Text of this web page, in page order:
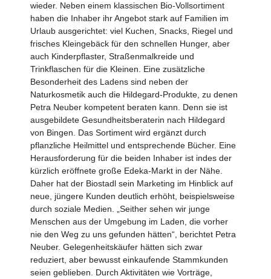
wieder. Neben einem klassischen Bio-Vollsortiment
haben die Inhaber ihr Angebot stark auf Familien im
Urlaub ausgerichtet: viel Kuchen, Snacks, Riegel und
frisches Kleingebäck für den schnellen Hunger, aber
auch Kinderpflaster, Straßenmalkreide und
Trinkflaschen für die Kleinen. Eine zusätzliche
Besonderheit des Ladens sind neben der
Naturkosmetik auch die Hildegard-Produkte, zu denen
Petra Neuber kompetent beraten kann. Denn sie ist
ausgebildete Gesundheits­beraterin nach Hildegard
von Bingen. Das Sortiment wird ergänzt durch
pflanzliche Heilmittel und entsprechende Bücher. Eine
Herausforderung für die beiden Inhaber ist indes der
kürzlich eröffnete große Edeka-Markt in der Nähe.
Daher hat der Biostadl sein Marketing im Hinblick auf
neue, jüngere Kunden deutlich erhöht, beispielsweise
durch soziale Medien. „Seither sehen wir junge
Menschen aus der Umgebung im Laden, die vorher
nie den Weg zu uns gefunden hätten“, berichtet Petra
Neuber. Gelegenheitskäufer hätten sich zwar
reduziert, aber bewusst einkaufende Stammkunden
seien geblieben. Durch Aktivitäten wie Vorträge,